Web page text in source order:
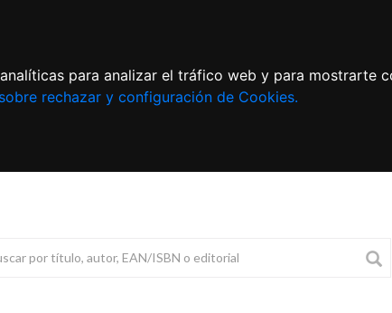
para analizar el tráfico web y para mostrarte
rechazar y configuración de Cookies.